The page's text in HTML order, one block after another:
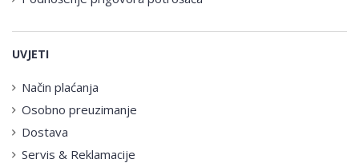
UVJETI
Način plaćanja
Osobno preuzimanje
Dostava
Servis & Reklamacije